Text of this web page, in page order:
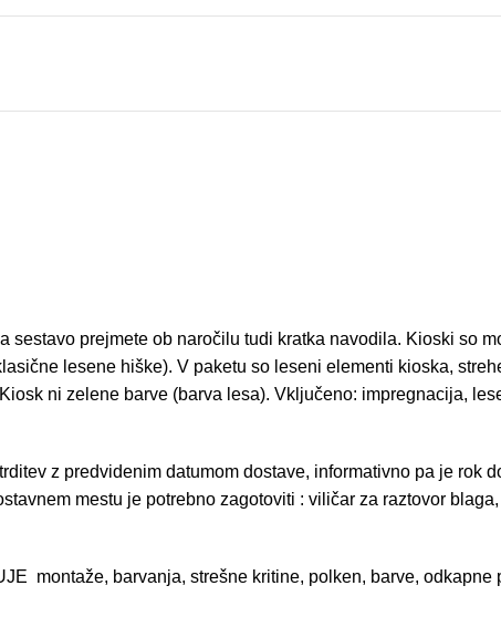
sestavo prejmete ob naročilu tudi kratka navodila. Kioski so
lesene hiške). V paketu so leseni elementi kioska,
ni zelene barve (barva lesa). Vključeno: impregnacija,
z predvidenim datumom dostave, informativno pa je rok
mestu je potrebno zagotoviti : viličar za raztovor
montaže, barvanja, strešne kritine, polken, barve, odkapne